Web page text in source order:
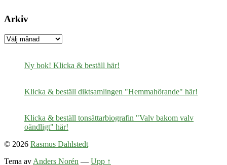
Arkiv
Arkiv
Ny bok! Klicka & beställ här!
Klicka & beställ diktsamlingen "Hemmahörande" här!
Klicka & beställ tonsättarbiografin "Valv bakom valv
oändligt" här!
© 2026 Rasmus Dahlstedt
Tema av Anders Norén — Upp ↑